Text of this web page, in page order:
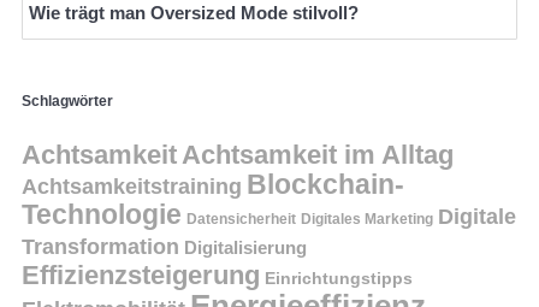
Wie trägt man Oversized Mode stilvoll?
Schlagwörter
AchtsamkeitAchtsamkeit im Alltag
Achtsamkeitstraining Blockchain-
Technologie Datensicherheit Digitales Marketing Digitale
Transformation Digitalisierung
Effizienzsteigerung Einrichtungstipps